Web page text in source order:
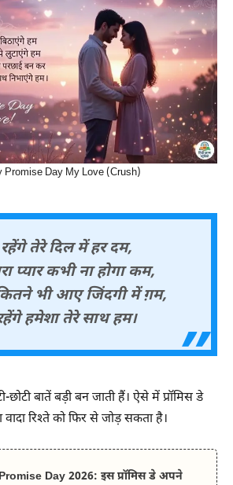
Promise Day My Love (Crush)
रहेंगे तेरे दिल में हर दम,
प्यार कभी ना होगा कम,
भी आए जिंदगी में ग़म,
हमेशा तेरे साथ हम।
छोटी बातें बड़ी बन जाती हैं। ऐसे में प्रॉमिस डे
रिश्ते को फिर से जोड़ सकता है।
Promise Day 2026: इस प्रॉमिस डे अपने